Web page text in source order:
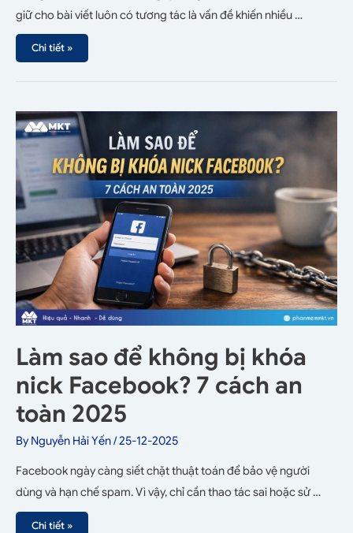
giữ cho bài viết luôn có tương tác là vấn đề khiến nhiều …
Chi tiết »
Làm sao để không bị khóa
nick Facebook? 7 cách an
toàn 2025
ByNguyễn Hải Yến/25-12-2025
Facebook ngày càng siết chặt thuật toán để bảo vệ người
dùng và hạn chế spam. Vì vậy, chỉ cần thao tác sai hoặc sử …
Chi tiết »